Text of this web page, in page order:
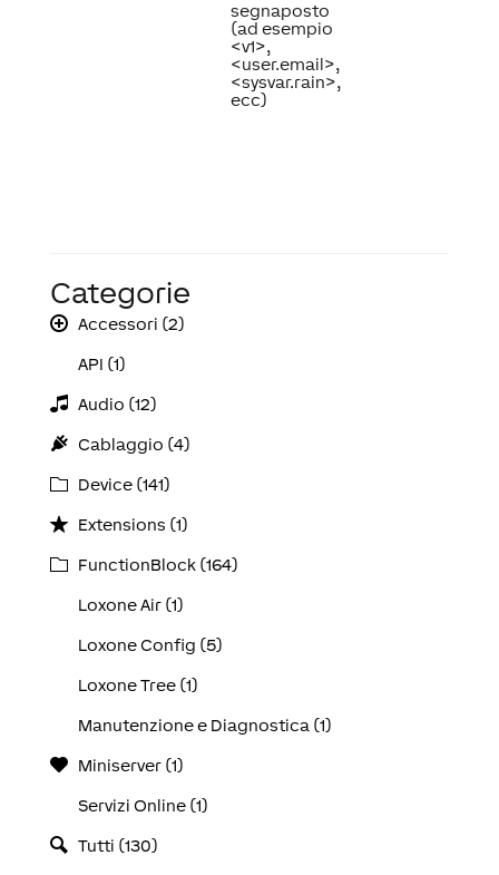
segnaposto
(ad esempio
<v1>,
<user.email>,
<sysvar.rain>,
ecc)
Categorie
Accessori (2)
API (1)
Audio (12)
Cablaggio (4)
Device (141)
Extensions (1)
FunctionBlock (164)
Loxone Air (1)
Loxone Config (5)
Loxone Tree (1)
Manutenzione e Diagnostica (1)
Miniserver (1)
Servizi Online (1)
Tutti (130)